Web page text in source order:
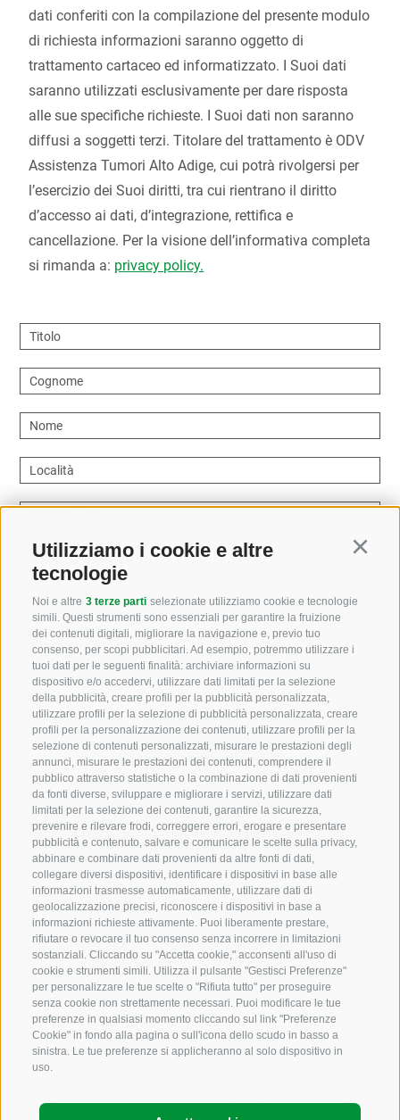
Utilizziamo i cookie e altre
tecnologie
Noi e altre 3 terze parti selezionate utilizziamo cookie e tecnologie
simili. Questi strumenti sono essenziali per garantire la fruizione
dei contenuti digitali, migliorare la navigazione e, previo tuo
consenso, per scopi pubblicitari. Ad esempio, potremmo utilizzare i
tuoi dati per le seguenti finalità: archiviare informazioni su
dispositivo e/o accedervi, utilizzare dati limitati per la selezione
della pubblicità, creare profili per la pubblicità personalizzata,
utilizzare profili per la selezione di pubblicità personalizzata, creare
profili per la personalizzazione dei contenuti, utilizzare profili per la
selezione di contenuti personalizzati, misurare le prestazioni degli
annunci, misurare le prestazioni dei contenuti, comprendere il
pubblico attraverso statistiche o la combinazione di dati provenienti
da fonti diverse, sviluppare e migliorare i servizi, utilizzare dati
limitati per la selezione dei contenuti, garantire la sicurezza,
prevenire e rilevare frodi, correggere errori, erogare e presentare
pubblicità e contenuto, salvare e comunicare le scelte sulla privacy,
abbinare e combinare dati provenienti da altre fonti di dati,
collegare diversi dispositivi, identificare i dispositivi in base alle
informazioni trasmesse automaticamente, utilizzare dati di
geolocalizzazione precisi, riconoscere i dispositivi in base a
informazioni richieste attivamente. Puoi liberamente prestare,
rifiutare o revocare il tuo consenso senza incorrere in limitazioni
sostanziali. Cliccando su "Accetta cookie," acconsenti all'uso di
cookie e strumenti simili. Utilizza il pulsante "Gestisci Preferenze"
per personalizzare le tue scelte o "Rifiuta tutto" per proseguire
senza cookie non strettamente necessari. Puoi modificare le tue
preferenze in qualsiasi momento cliccando sul link "Preferenze
Cookie" in fondo alla pagina o sull'icona dello scudo in basso a
sinistra. Le tue preferenze si applicheranno al solo dispositivo in
uso.
dati conferiti con la compilazione del presente modulo
di richiesta informazioni saranno oggetto di
trattamento cartaceo ed informatizzato. I Suoi dati
saranno utilizzati esclusivamente per dare risposta
alle sue specifiche richieste. I Suoi dati non saranno
diffusi a soggetti terzi. Titolare del trattamento è ODV
Assistenza Tumori Alto Adige, cui potrà rivolgersi per
l’esercizio dei Suoi diritti, tra cui rientrano il diritto
d’accesso ai dati, d’integrazione, rettifica e
cancellazione. Per la visione dell’informativa completa
si rimanda a: privacy policy.
Titolo
Cognome
Nome
Località
Come possiamo aiutarvi?
Letto e compreso laprivacy policy, autorizzo il Titolare
al trattamento dei dati personali
Cerca nel sito
Tel.+39 0471 283348